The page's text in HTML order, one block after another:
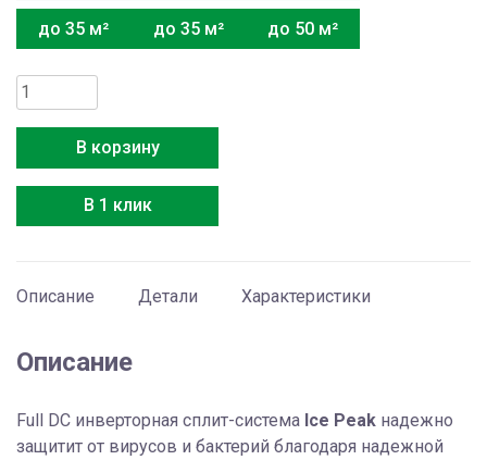
до 35 м² до 35 м² до 50 м²
Количество
товара
BSPKI-
24HN8
В корзину
В 1 клик
Описание Детали Характеристики
Описание
Full DC инверторная сплит-система Ice Peak надежно
защитит от вирусов и бактерий благодаря надежной